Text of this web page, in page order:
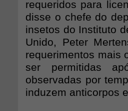
requeridos para
disse o chefe do
insetos do Instituto
Unido, Peter
requerimentos mais
ser permitidas
observadas por
induzem anticorpos